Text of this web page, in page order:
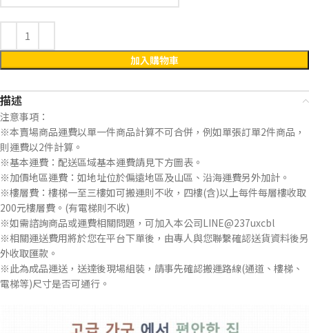
加入購物車
描述
注意事項：
※本賣場商品運費以單一件商品計算不可合併，例如單張訂單2件商品，
則運費以2件計算。
※基本運費：配送區域基本運費請見下方圖表。
※加價地區運費：如地址位於偏遠地區及山區、沿海運費另外加計。
※樓層費：樓梯一至三樓如可搬運則不收，四樓(含)以上每件每層樓收取
200元樓層費。(有電梯則不收)
※如需諮詢商品或運費相關問題，可加入本公司LINE@237uxcbl
※相關運送費用將於您在平台下單後，由專人與您聯繫確認送貨資料後另
外收取匯款。
※此為成品運送，送達後現場組裝，請事先確認搬運路線(通道、樓梯、
電梯等)尺寸是否可通行。